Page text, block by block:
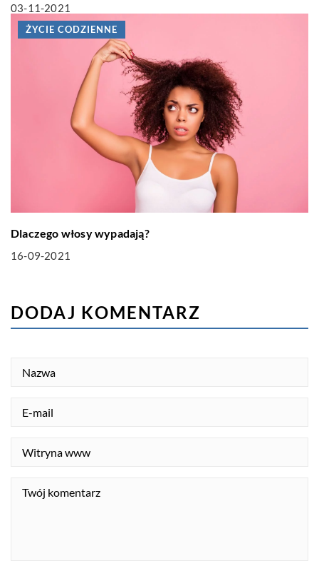
03-11-2021
ŻYCIE CODZIENNE
Dlaczego włosy wypadają?
16-09-2021
DODAJ KOMENTARZ